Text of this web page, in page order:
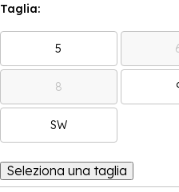
Taglia:
5
8
SW
Seleziona una taglia